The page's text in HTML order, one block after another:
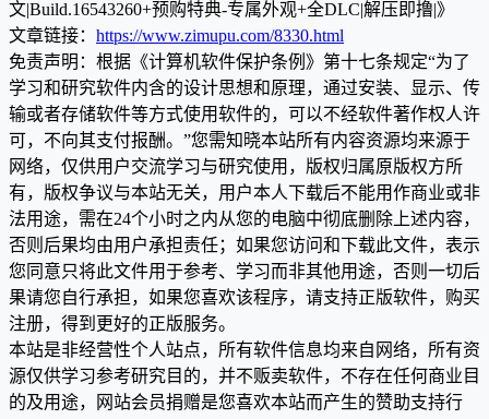
文|Build.16543260+预购特典-专属外观+全DLC|解压即撸|》
文章链接： https://www.zimupu.com/8330.html
免责声明：根据《计算机软件保护条例》第十七条规定“为了
学习和研究软件内含的设计思想和原理，通过安装、显示、传
输或者存储软件等方式使用软件的，可以不经软件著作权人许
可，不向其支付报酬。”您需知晓本站所有内容资源均来源于
网络，仅供用户交流学习与研究使用，版权归属原版权方所
有，版权争议与本站无关，用户本人下载后不能用作商业或非
法用途，需在24个小时之内从您的电脑中彻底删除上述内容，
否则后果均由用户承担责任；如果您访问和下载此文件，表示
您同意只将此文件用于参考、学习而非其他用途，否则一切后
果请您自行承担，如果您喜欢该程序，请支持正版软件，购买
注册，得到更好的正版服务。
本站是非经营性个人站点，所有软件信息均来自网络，所有资
源仅供学习参考研究目的，并不贩卖软件，不存在任何商业目
的及用途，网站会员捐赠是您喜欢本站而产生的赞助支持行